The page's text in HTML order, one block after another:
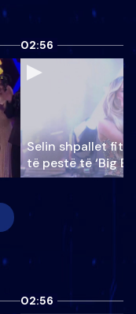
02:56
Selin shpallet
të pestë të ‘Big
02:56